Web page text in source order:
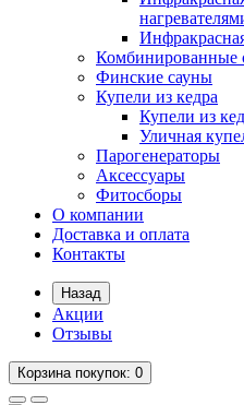
Комбинированные
Финские сауны
Купели из кедра
Купели из
Уличная
Парогенераторы
Аксессуары
Фитосборы
О компании
Доставка и оплата
Контакты
Назад
Акции
Отзывы
Корзинапокупок: 0